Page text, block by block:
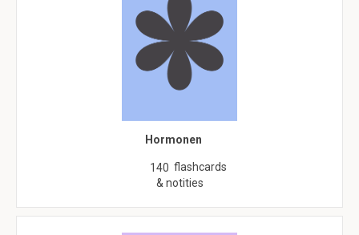
Hormonen
140 flashcards
& notities